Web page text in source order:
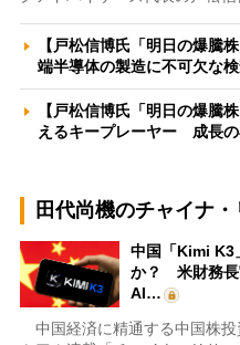
【戸松信博氏「明日の爆騰
端半導体の製造に不可欠な
【戸松信博氏「明日の爆騰
えるキープレーヤー 成長
田代尚機のチャイナ
中国「Kimi K3
か？ 米財務長
AI…
中国経済に精通する中国株投